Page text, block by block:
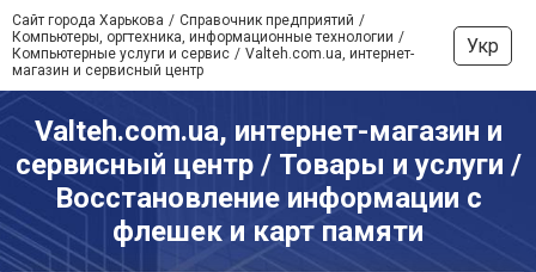
Сайт города Харькова
Справочник предприятий
Компьютеры, оргтехника, информационные технологии
Компьютерные услуги и сервис
Valteh.com.ua, интернет-
магазин и сервисный центр
Укр
Valteh.com.ua, интернет-магазин и
сервисный центр / Товары и услуги /
Восстановление информации с
флешек и карт памяти